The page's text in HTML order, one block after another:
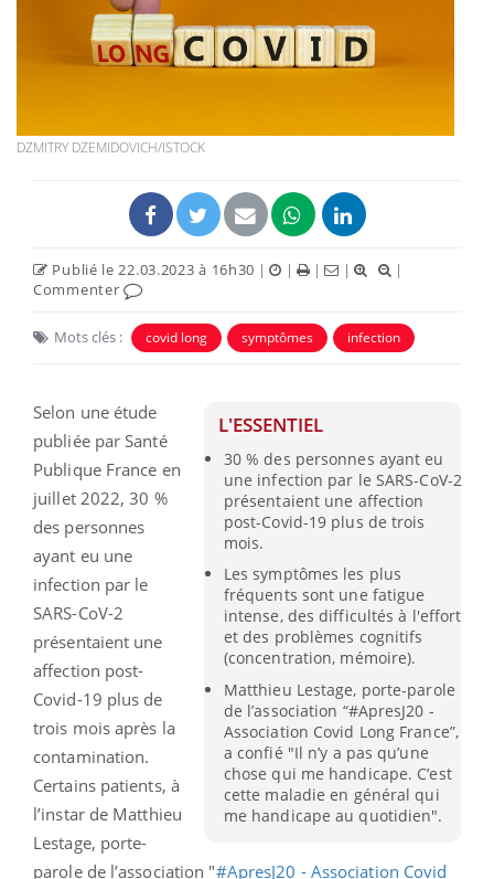
DZMITRY DZEMIDOVICH/ISTOCK
Publié le 22.03.2023 à 16h30 | | | |
|
Commenter
Mots clés : covid long symptômes infection
L'ESSENTIEL
30 % des personnes ayant eu
une infection par le SARS-CoV-2
présentaient une affection
post-Covid-19 plus de trois
mois.
Les symptômes les plus
fréquents sont une fatigue
intense, des difficultés à l'effort
et des problèmes cognitifs
(concentration, mémoire).
Matthieu Lestage, porte-parole
de l’association “#ApresJ20 -
Association Covid Long France”,
a confié "Il n’y a pas qu’une
chose qui me handicape. C’est
cette maladie en général qui
me handicape au quotidien".
Selon une étude
publiée par Santé
Publique France en
juillet 2022, 30 %
des personnes
ayant eu une
infection par le
SARS-CoV-2
présentaient une
affection post-
Covid-19 plus de
trois mois après la
contamination.
Certains patients, à
l’instar de Matthieu
Lestage, porte-
parole de l’association "#ApresJ20 - Association Covid